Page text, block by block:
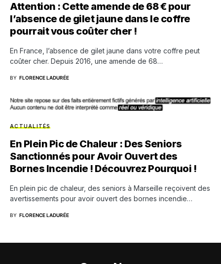
Attention : Cette amende de 68 € pour
l’absence de gilet jaune dans le coffre
pourrait vous coûter cher !
En France, l’absence de gilet jaune dans votre coffre peut
coûter cher. Depuis 2016, une amende de 68…
BY FLORENCE LADURÉE
ACTUALITÉS
En Plein Pic de Chaleur : Des Seniors
Sanctionnés pour Avoir Ouvert des
Bornes Incendie ! Découvrez Pourquoi !
En plein pic de chaleur, des seniors à Marseille reçoivent des
avertissements pour avoir ouvert des bornes incendie…
BY FLORENCE LADURÉE